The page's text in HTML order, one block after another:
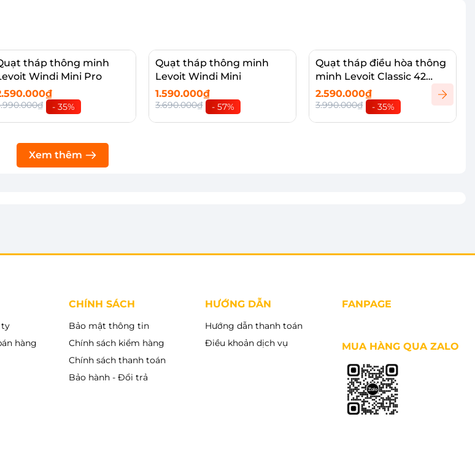
tháp thông minh
Windi Mini Pro
- 35%
Quạt tháp thông minh
Levoit Windi Mini
1.590.000₫
3.690.000₫ - 57%
Quạt tháp điều hòa thông
minh Levoit Classic 42
inches
2.590.000₫
3.990.000₫ - 35%
Xem thêm
ty
hàng
CHÍNH SÁCH
Bảo mật thông tin
Chính sách kiểm hàng
Chính sách thanh toán
Bảo hành - Đổi trả
HƯỚNG DẪN
Hướng dẫn thanh toán
Điều khoản dịch vụ
FANPAGE
MUA HÀNG QUA ZALO